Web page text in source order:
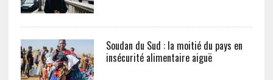
Soudan du Sud : la moitié du pays en
insécurité alimentaire aiguë